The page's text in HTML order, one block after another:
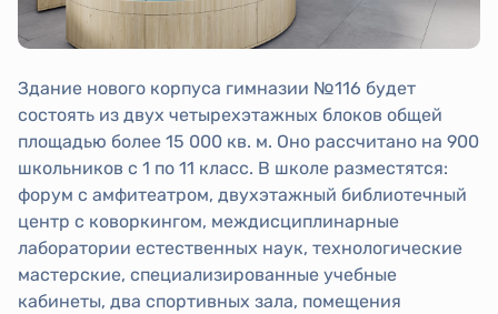
Здание нового корпуса гимназии №116 будет
состоять из двух четырехэтажных блоков общей
площадью более 15 000 кв. м. Оно рассчитано на 900
школьников с 1 по 11 класс. В школе разместятся:
форум с амфитеатром, двухэтажный библиотечный
центр с коворкингом, междисциплинарные
лаборатории естественных наук, технологические
мастерские, специализированные учебные
кабинеты, два спортивных зала, помещения